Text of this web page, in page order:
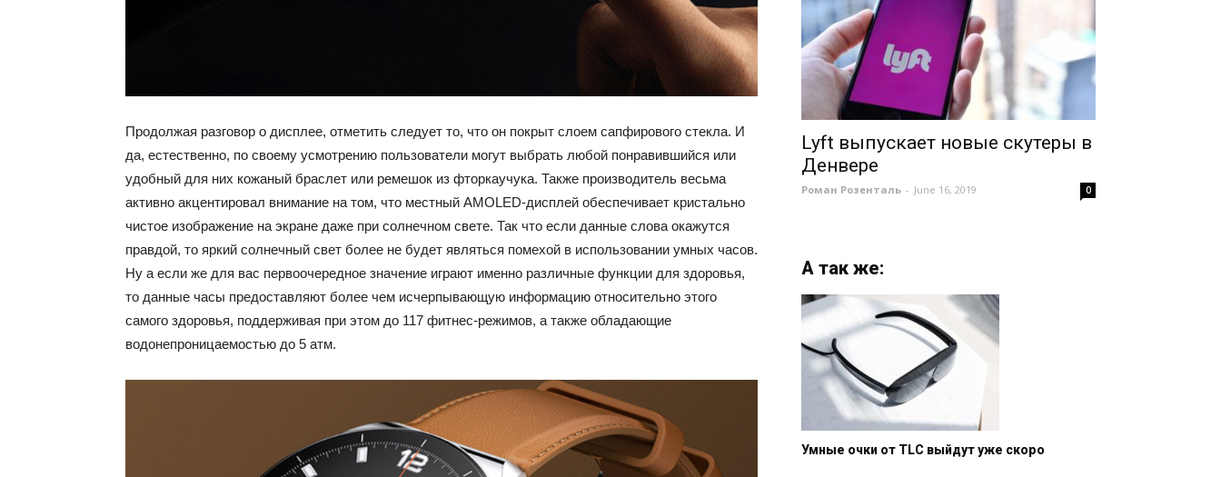
Продолжая разговор о дисплее, отметить следует то, что он покрыт слоем сапфирового стекла. И
да, естественно, по своему усмотрению пользователи могут выбрать любой понравившийся или
удобный для них кожаный браслет или ремешок из фторкаучука. Также производитель весьма
активно акцентировал внимание на том, что местный AMOLED-дисплей обеспечивает кристально
чистое изображение на экране даже при солнечном свете. Так что если данные слова окажутся
правдой, то яркий солнечный свет более не будет являться помехой в использовании умных часов.
Ну а если же для вас первоочередное значение играют именно различные функции для здоровья,
то данные часы предоставляют более чем исчерпывающую информацию относительно этого
самого здоровья, поддерживая при этом до 117 фитнес-режимов, а также обладающие
водонепроницаемостью до 5 атм.
Lyft выпускает новые скутеры в
Денвере
Роман Розенталь - June 16, 2019 0
А так же:
Умные очки от TLC выйдут уже скоро